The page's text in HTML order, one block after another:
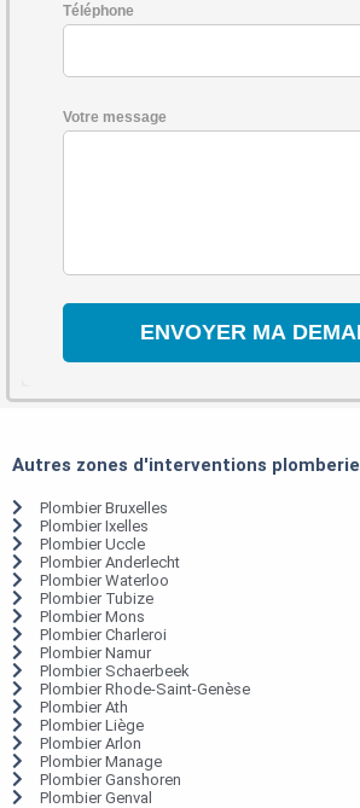
Téléphone
Votre message
Autres zones d'interventions plomberie
Plombier Bruxelles
Plombier Ixelles
Plombier Uccle
Plombier Anderlecht
Plombier Waterloo
Plombier Tubize
Plombier Mons
Plombier Charleroi
Plombier Namur
Plombier Schaerbeek
Plombier Rhode-Saint-Genèse
Plombier Ath
Plombier Liège
Plombier Arlon
Plombier Manage
Plombier Ganshoren
Plombier Genval